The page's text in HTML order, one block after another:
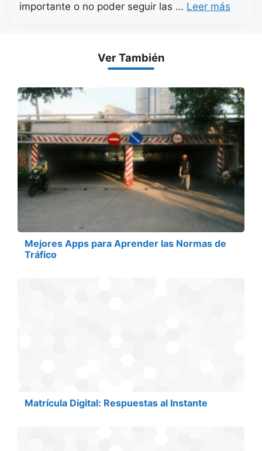
importante o no poder seguir las … Leer más
Ver También
Mejores Apps para Aprender las Normas de
Tráfico
Matrícula Digital: Respuestas al Instante